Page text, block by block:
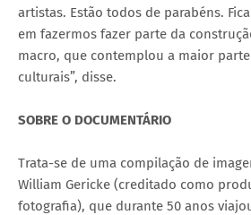
artistas. Estão todos de parabéns.
em fazermos fazer parte da
macro, que contemplou a maior
culturais”, disse.
SOBRE O DOCUMENTÁRIO
Trata-se de uma compilação de
William Gericke (creditado como
fotografia), que durante 50 anos